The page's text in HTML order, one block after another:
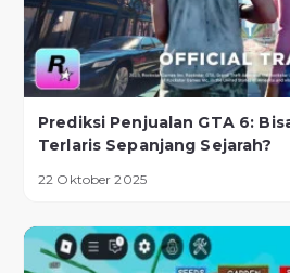
Prediksi Penjualan GTA 6:
Terlaris Sepanjang Sejarah?
22 Oktober 2025